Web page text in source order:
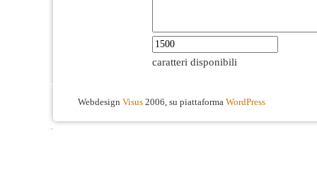
caratteri disponibili
Webdesign Visus 2006, su piattaforma WordPress